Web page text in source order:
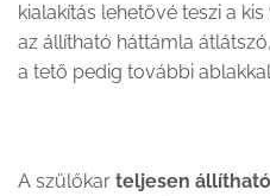
kialakítás lehetővé teszi a
az állítható háttámla
a tető pedig további
A szülőkar teljesen állítható